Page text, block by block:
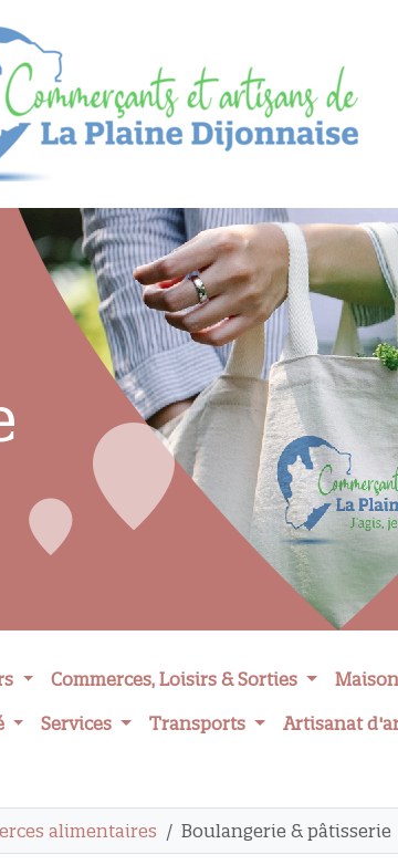
Commerces, Loisirs & Sorties
Services Transports Artisanat
alimentaires Boulangerie & pâtisserie